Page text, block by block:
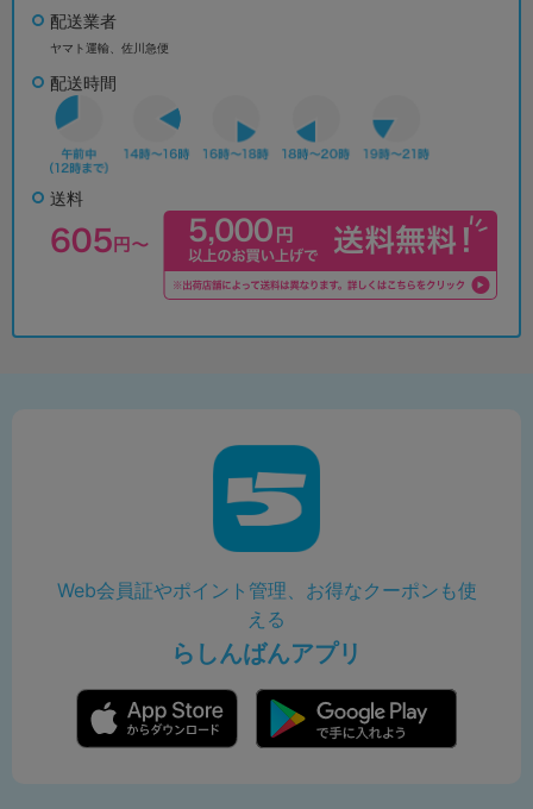
配送業者
ヤマト運輸、佐川急便
配送時間
送料
Web会員証やポイント管理、お得なクーポンも使
える
らしんばんアプリ